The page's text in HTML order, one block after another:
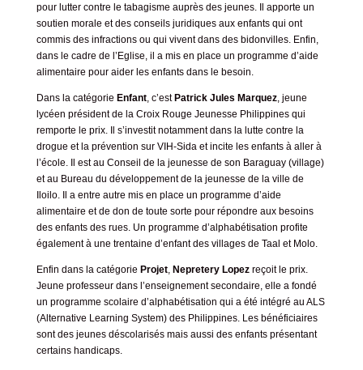
pour lutter contre le tabagisme auprès des jeunes. Il apporte un
soutien morale et des conseils juridiques aux enfants qui ont
commis des infractions ou qui vivent dans des bidonvilles. Enfin,
dans le cadre de l’Eglise, il a mis en place un programme d’aide
alimentaire pour aider les enfants dans le besoin.
Dans la catégorie Enfant, c’est Patrick Jules Marquez, jeune
lycéen président de la Croix Rouge Jeunesse Philippines qui
remporte le prix. Il s’investit notamment dans la lutte contre la
drogue et la prévention sur VIH-Sida et incite les enfants à aller à
l’école. Il est au Conseil de la jeunesse de son Baraguay (village)
et au Bureau du développement de la jeunesse de la ville de
Iloilo. Il a entre autre mis en place un programme d’aide
alimentaire et de don de toute sorte pour répondre aux besoins
des enfants des rues. Un programme d’alphabétisation profite
également à une trentaine d’enfant des villages de Taal et Molo.
Enfin dans la catégorie Projet, Nepretery Lopezreçoit le prix.
Jeune professeur dans l’enseignement secondaire, elle a fondé
un programme scolaire d’alphabétisation qui a été intégré au ALS
(Alternative Learning System) des Philippines. Les bénéficiaires
sont des jeunes déscolarisés mais aussi des enfants présentant
certains handicaps.